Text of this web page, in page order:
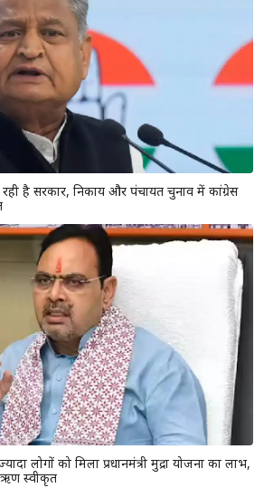
रनौत के बयान के खिलाफ प्रदर्शन, छात्रों ने फूंका
है सरकार, निकाय और पंचायत चुनाव में कांग्रेस